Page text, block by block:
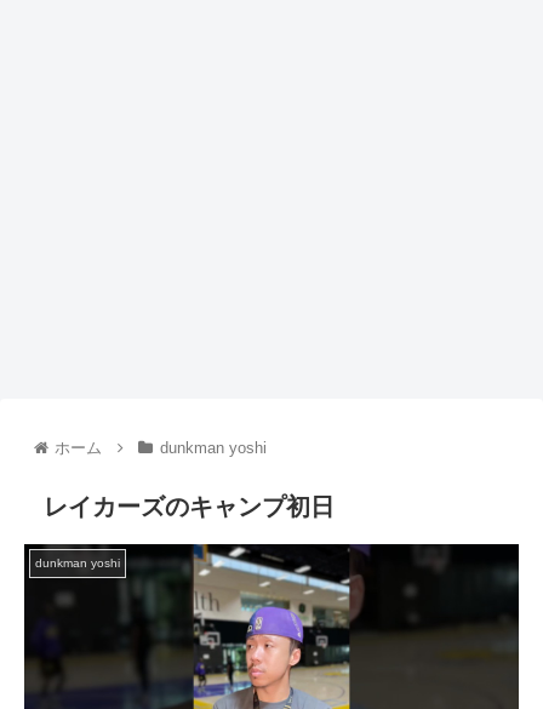
ホーム dunkman yoshi
レイカーズのキャンプ初日
dunkman yoshi